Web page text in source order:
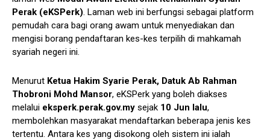
Perak (eKSPerk). Laman web ini berfungsi sebagai platform
pemudah cara bagi orang awam untuk menyediakan dan
mengisi borang pendaftaran kes-kes terpilih di mahkamah
syariah negeri ini.
Menurut Ketua Hakim Syarie Perak, Datuk Ab Rahman
Thobroni Mohd Mansor, eKSPerk yang boleh diakses
melalui eksperk.perak.gov.my sejak 10 Jun lalu,
membolehkan masyarakat mendaftarkan beberapa jenis kes
tertentu. Antara kes yang disokong oleh sistem ini ialah